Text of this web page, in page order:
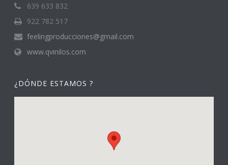
639 633 832
922 782 517
feelingproducciones@gmail.com
www.qvinilos.com
¿DÓNDE ESTAMOS ?